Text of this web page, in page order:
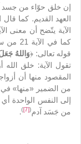
إن خلق حوّاء من جسد
العهد القديم. كما
الآية يتّضح أن معنى
كما
قوله تعالى: ﴿وَاللهُ
تقول الآية: خلق
المقصود منها أن
من الضمير «منها» في
إلى النفس الواحدة
من جَسَد آدم(
[7]
)
.